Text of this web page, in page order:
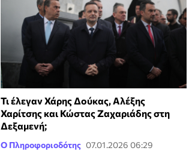
Τι έλεγαν Χάρης Δούκας, Αλέξης
Χαρίτσης και Κώστας Ζαχαριάδης στη
Δεξαμενή;
Ο Πληροφοριοδότης 07.01.2026 06:29